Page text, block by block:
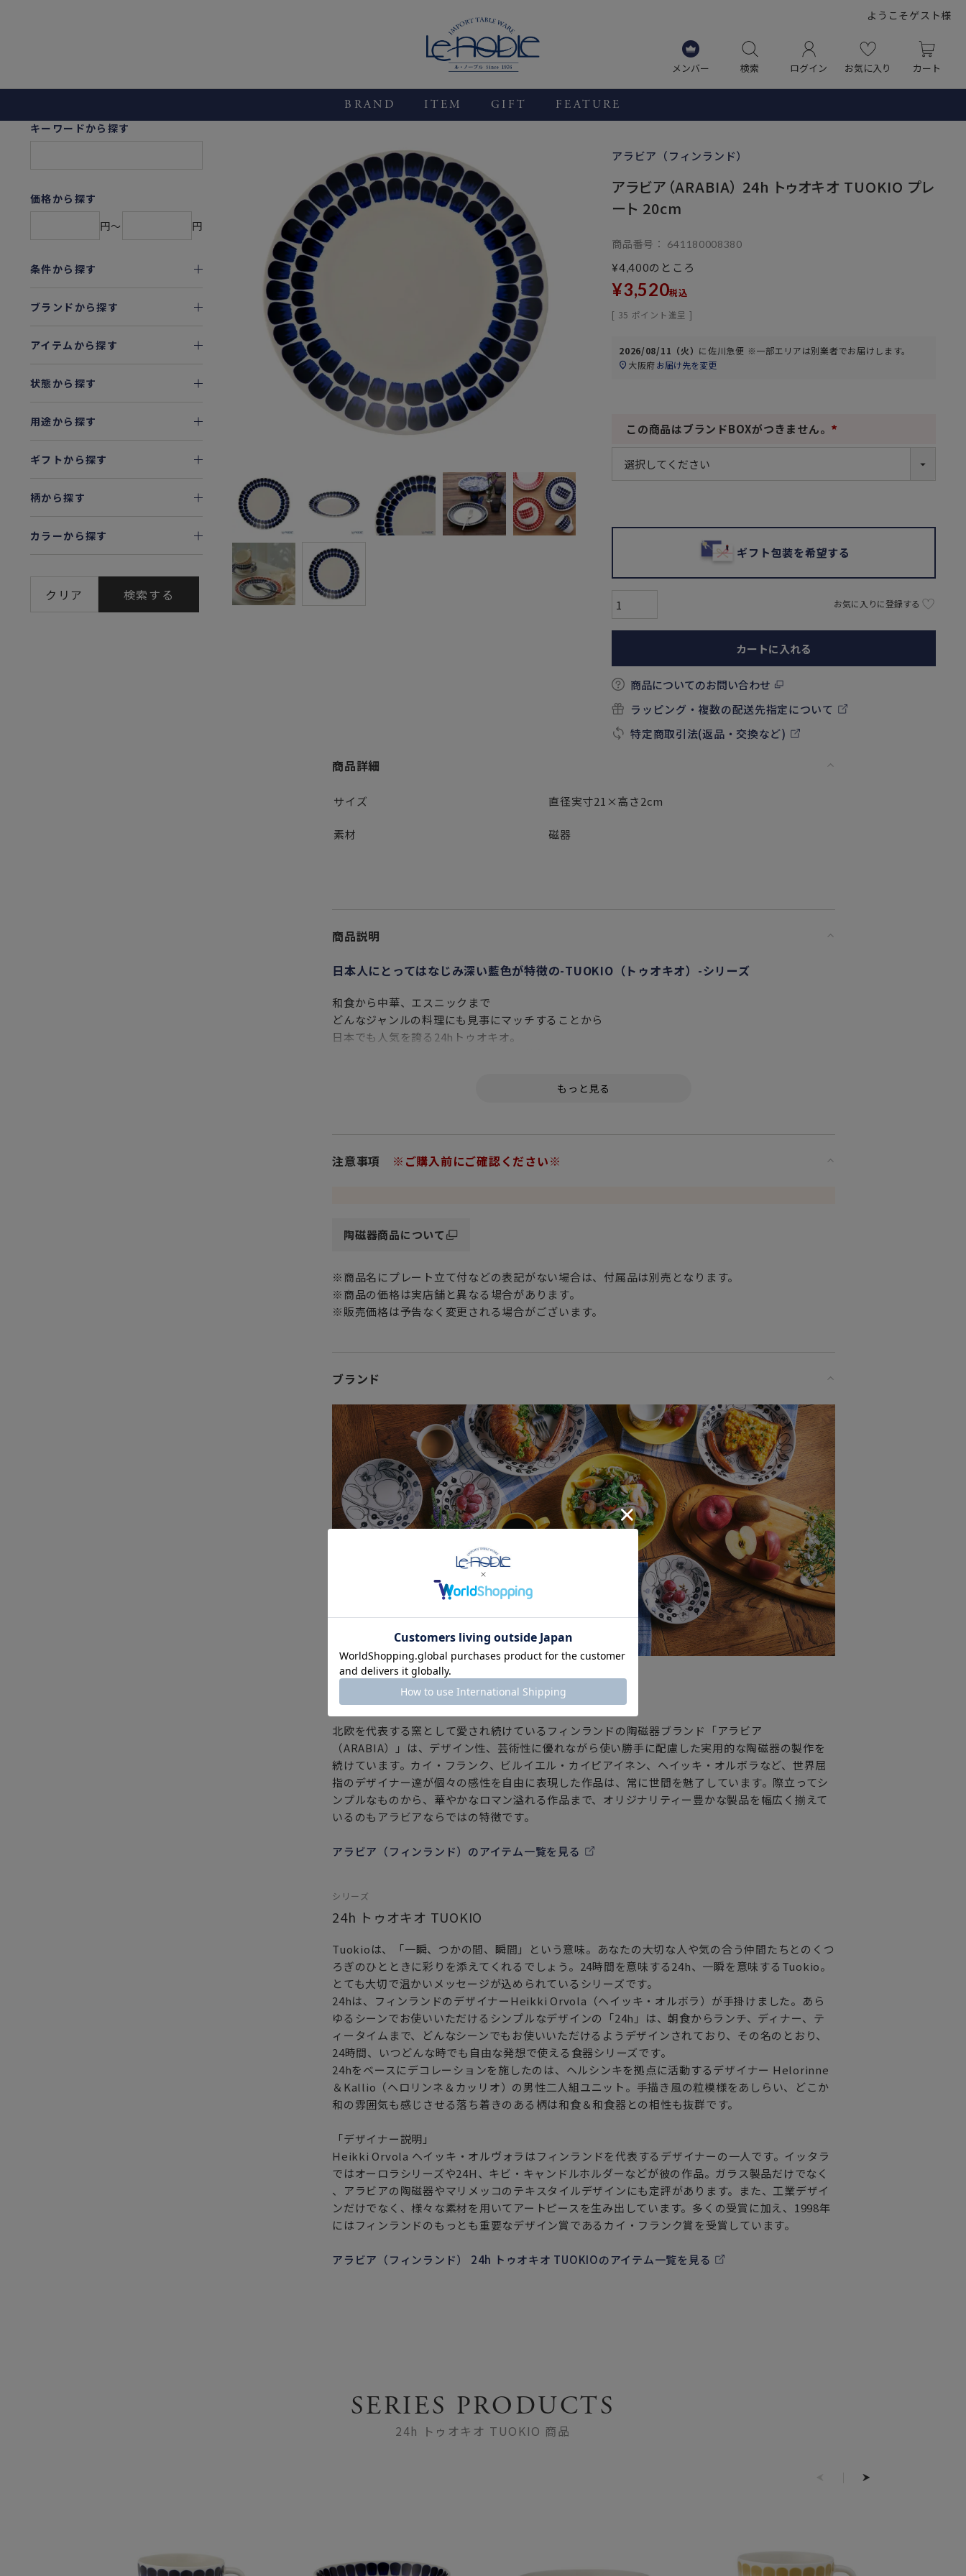
ようこそゲスト様
メンバー 検索 ログイン お気に入り カート
BRAND ITEM GIFT FEATURE
キーワードから探す
価格から探す
円〜
円
条件から探す
ブランドから探す
アイテムから探す
状態から探す
用途から探す
ギフトから探す
柄から探す
カラーから探す
クリア 検索する
アラビア（フィンランド）
アラビア（ARABIA） 24h トゥオキオ TUOKIO プレ
ート 20cm
商品番号 641180008380
¥4,400のところ
¥3,520税込
[ 35 ポイント進呈 ]
2026/08/11（火） に佐川急便 ※一部エリアは別業者でお届けします。
大阪府お届け先を変更
この商品はブランドBOXがつきません。
ギフト包装を希望する
お気に入りに登録する
カートに入れる
商品についてのお問い合わせ
ラッピング・複数の配送先指定について
特定商取引法(返品・交換など)
商品詳細
サイズ 直径実寸21×高さ2cm
素材 磁器
商品説明
日本人にとってはなじみ深い藍色が特徴の-TUOKIO（トゥオキオ）-シリーズ
和食から中華、エスニックまで
どんなジャンルの料理にも見事にマッチすることから
日本でも人気を誇る24hトゥオキオ。
朝食のワンプレート用でも大活躍。
シンプルなデザインなので、和・洋・中どんな料理にもお使いいただけます。
女性・男性にかかわらず、日頃お世話になっている方、大切な方へ
特別な記念日の心を込めた上品な贈り物や
お祝いのギフトやプレゼントとしてだけでなく
れる北欧雑貨を中心とした北欧家具や北欧食器達。フィンランドの大自然で育まれ、またフィンラ
欧インテリアの必須アイテムです。
「ご使用上の注意」
電子レンジ・オーブン・食器洗い乾燥機・フリーザーでの使用OKです。（直火にはご使用いただけ
ません。）
注意事項 ※ご購入前にご確認ください※
陶磁器商品について
※商品名にプレート立て付などの表記がない場合は、付属品は別売となります。
※商品の価格は実店舗と異なる場合があります。
※販売価格は予告なく変更される場合がございます。
ブランド
ブランド
アラビア（フィンランド）
北欧を代表する窯として愛され続けているフィンランドの陶磁器ブランド「アラビア
（ARABIA）」は、デザイン性、芸術性に優れながら使い勝手に配慮した実用的な陶磁器の製作を
続けています。カイ・フランク、ビルイエル・カイピアイネン、ヘイッキ・オルボラなど、世界屈
指のデザイナー達が個々の感性を自由に表現した作品は、常に世間を魅了しています。際立ってシ
ンプルなものから、華やかなロマン溢れる作品まで、オリジナリティー豊かな製品を幅広く揃えて
いるのもアラビアならではの特徴です。
アラビア（フィンランド）のアイテム一覧を見る
シリーズ
24h トゥオキオ TUOKIO
Tuokioは、「一瞬、つかの間、瞬間」という意味。あなたの大切な人や気の合う仲間たちとのくつ
ろぎのひとときに彩りを添えてくれるでしょう。24時間を意味する24h、一瞬を意味するTuokio。
とても大切で温かいメッセージが込められているシリーズです。
24hは、フィンランドのデザイナーHeikki Orvola（ヘイッキ・オルボラ）が手掛けました。あら
ゆるシーンでお使いいただけるシンプルなデザインの「24h」は、朝食からランチ、ディナー、テ
ィータイムまで、どんなシーンでもお使いいただけるようデザインされており、その名のとおり、
24時間、いつどんな時でも自由な発想で使える食器シリーズです。
24hをベースにデコレーションを施したのは、ヘルシンキを拠点に活動するデザイナー Helorinne
＆Kallio（ヘロリンネ＆カッリオ）の男性二人組ユニット。手描き風の粒模様をあしらい、どこか
和の雰囲気も感じさせる落ち着きのある柄は和食＆和食器との相性も抜群です。
「デザイナー説明」
Heikki Orvola ヘイッキ・オルヴォラはフィンランドを代表するデザイナーの一人です。イッタラ
ではオーロラシリーズや24H、キビ・キャンドルホルダーなどが彼の作品。ガラス製品だけでなく
、アラビアの陶磁器やマリメッコのテキスタイルデザインにも定評があります。また、工業デザイ
ンだけでなく、様々な素材を用いてアートピースを生み出しています。多くの受賞に加え、1998年
にはフィンランドのもっとも重要なデザイン賞であるカイ・フランク賞を受賞しています。
アラビア（フィンランド） 24h トゥオキオ TUOKIOのアイテム一覧を見る
SERIES PRODUCTS
24h トゥオキオ TUOKIO 商品